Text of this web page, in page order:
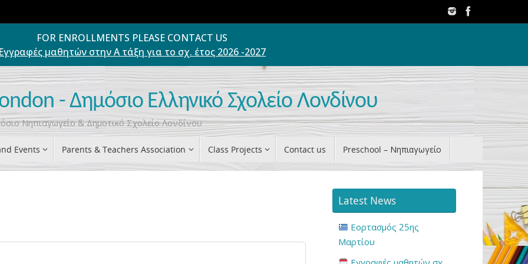
FOR ENROLLMENTS PLEASE CONTACT US
Εγγραφές μαθητών στην Α τάξη για το σχ. έτος 2026 -2027
- Δημόσιο Ελληνικό Σχολείο Λονδίνου
Νηπιαγωγείο & Δημοτικό Σχολείο Λονδίνου
Events Parents & Teachers Association Class Projects Contact us Preschool – Νηπιαγωγείο
Latest News
Εορτασμός 25ης
Μαρτίου